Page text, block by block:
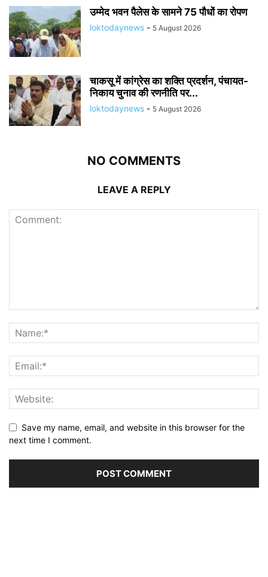
उम्मेद भवन पैलेस के सामने 75 पौधों का रोपण
loktodaynews - 5 August 2026
चाकसू में कांग्रेस का शक्ति प्रदर्शन, पंचायत-
निकाय चुनाव की रणनीति पर...
loktodaynews - 5 August 2026
NO COMMENTS
LEAVE A REPLY
Save my name, email, and website in this browser for the
next time I comment.